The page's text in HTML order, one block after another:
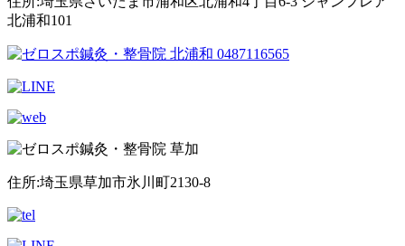
北浦和101
住所:埼玉県草加市氷川町2130-8